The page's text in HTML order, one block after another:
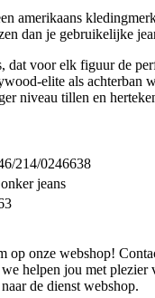
amerikaans
dan je gebruikelijke
dat voor elk figuur de
elite als achterban
niveau tillen en
214/0246638
jeans
op onze webshop!
helpen jou met plezier
de dienst webshop.